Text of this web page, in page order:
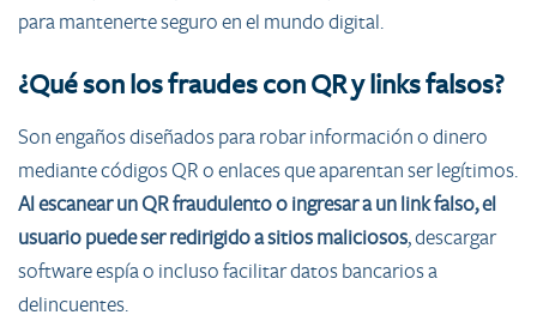
para mantenerte seguro en el mundo digital.
¿Qué son los fraudes con QR y links falsos?
Son engaños diseñados para robar información o dinero
mediante códigos QR o enlaces que aparentan ser legítimos.
Al escanear un QR fraudulento o ingresar a un link falso, el
usuario puede ser redirigido a sitios maliciosos, descargar
software espía o incluso facilitar datos bancarios a
delincuentes.